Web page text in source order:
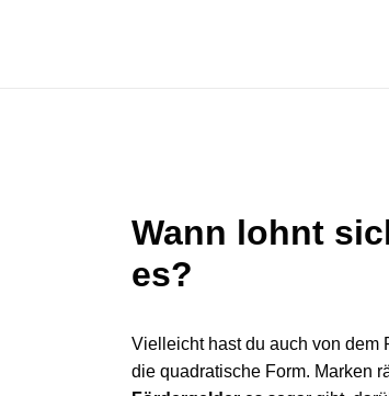
Wann lohnt
es?
Vielleicht hast du auch von dem
die quadratische Form. Marken